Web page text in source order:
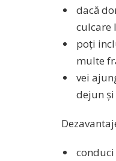
dacă
culcare
poți
multe
vei
dejun